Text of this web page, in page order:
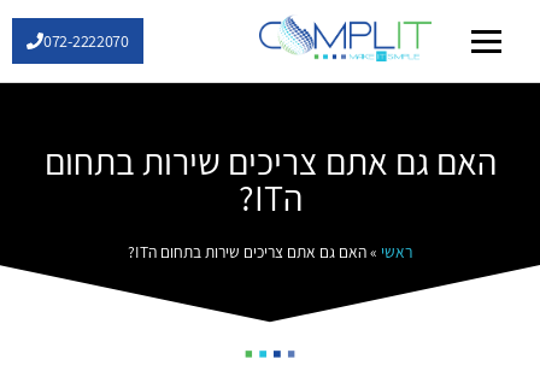
072-2222070
האם גם אתם צריכים שירות בתחום
הIT?
ראשי »האם גם אתם צריכים שירות בתחום הIT?